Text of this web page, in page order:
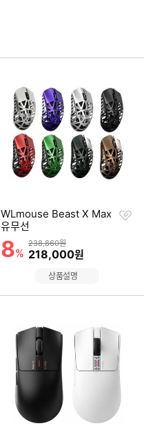
WLmouse Beast X Max
유무선
할인률
8%
상품금액
238,860원
할인금액
218,000원
찜
상품설명